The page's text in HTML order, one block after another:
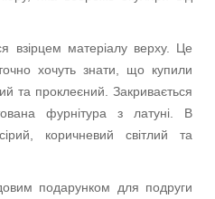
взірцем матеріалу верху. Це
хочуть знати, що купили
та проклеєний. Закривається
фурнітура з латуні. В
коричневий світлий та
подарунком для подруги